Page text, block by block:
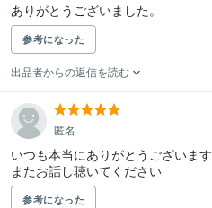
ありがとうございました。
参考になった
出品者からの返信を読む
匿名
いつも本当にありがとうございます
またお話し聴いてください
参考になった